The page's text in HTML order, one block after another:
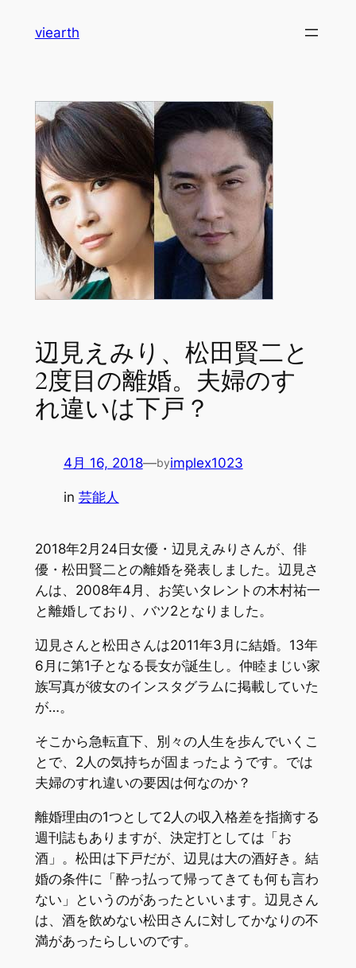
viearth
辺見えみり、松田賢二と
2度目の離婚。夫婦のす
れ違いは下戸？
4月 16, 2018—byimplex1023
in 芸能人
2018年2月24日女優・辺見えみりさんが、俳
優・松田賢二との離婚を発表しました。辺見さ
んは、2008年4月、お笑いタレントの木村祐一
と離婚しており、バツ2となりました。
辺見さんと松田さんは2011年3月に結婚。13年
6月に第1子となる長女が誕生し。仲睦まじい家
族写真が彼女のインスタグラムに掲載していた
が…。
そこから急転直下、別々の人生を歩んでいくこ
とで、2人の気持ちが固まったようです。では
夫婦のすれ違いの要因は何なのか？
離婚理由の1つとして2人の収入格差を指摘する
週刊誌もありますが、決定打としては「お
酒」。松田は下戸だが、辺見は大の酒好き。結
婚の条件に「酔っ払って帰ってきても何も言わ
ない」というのがあったといいます。辺見さん
は、酒を飲めない松田さんに対してかなりの不
満があったらしいのです。